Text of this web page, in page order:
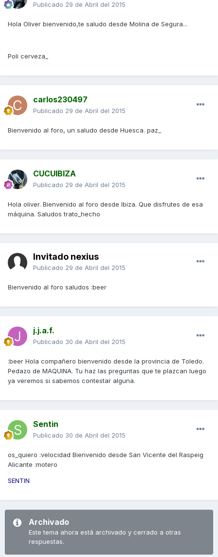
Publicado 29 de Abril del 2015
Hola Oliver bienvenido,te saludo desde Molina de Segura...
Poli cerveza_
carlos230497
Publicado 29 de Abril del 2015
Bienvenido al foro, un saludo desde Huesca. paz_
CUCUIBIZA
Publicado 29 de Abril del 2015
Hola oliver. Bienvenido al foro desde Ibiza. Que disfrutes de esa
máquina. Saludos trato_hecho
Invitado nexius
Publicado 29 de Abril del 2015
Bienvenido al foro saludos :beer
j.j.a.f.
Publicado 30 de Abril del 2015
:beer Hola compañero bienvenido desde la provincia de Toledo.
Pedazo de MAQUINA. Tu haz las preguntas que te plazcan luego
ya veremos si sabemos contestar alguna.
Sentin
Publicado 30 de Abril del 2015
os_quiero :velocidad Bienvenido desde San Vicente del Raspeig
Alicante :motero
SENTIN
Archivado
Este tema ahora está archivado y cerrado a otras
respuestas.